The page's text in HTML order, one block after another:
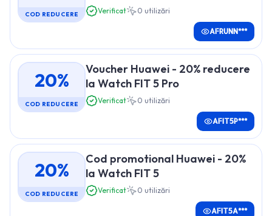
COD REDUCERE Verificat 0 utilizări
AFRUNN***
20%
COD REDUCERE
Voucher Huawei - 20% reducere
la Watch FIT 5 Pro
Verificat 0 utilizări
AFIT5P***
20%
COD REDUCERE
Cod promotional Huawei - 20%
la Watch FIT 5
Verificat 0 utilizări
AFIT5A***